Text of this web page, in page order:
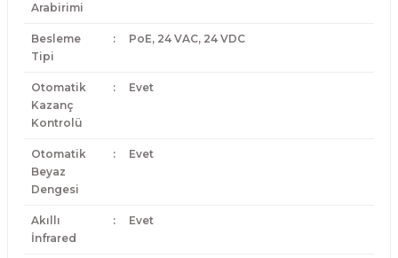
Arabirimi
Besleme
Tipi
: PoE, 24 VAC, 24 VDC
Otomatik
Kazanç
Kontrolü
: Evet
Otomatik
Beyaz
Dengesi
: Evet
Akıllı
İnfrared
: Evet